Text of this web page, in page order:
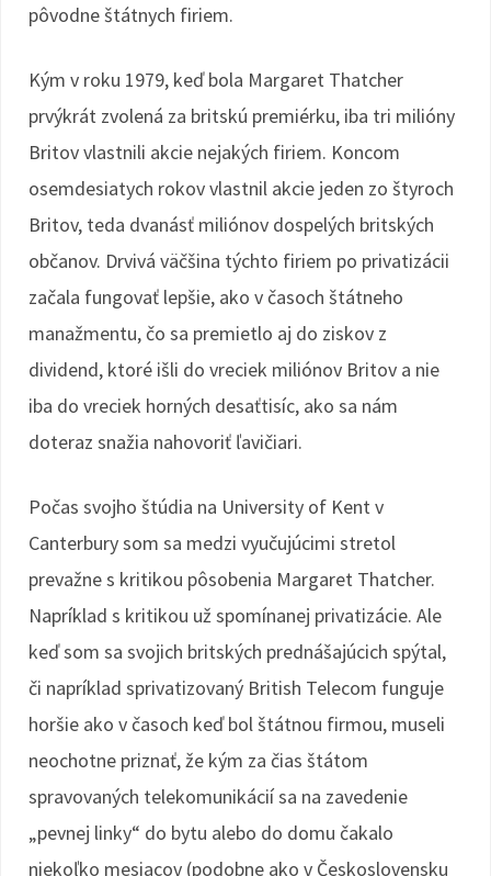
pôvodne štátnych firiem.
Kým v roku 1979, keď bola Margaret Thatcher
prvýkrát zvolená za britskú premiérku, iba tri milióny
Britov vlastnili akcie nejakých firiem. Koncom
osemdesiatych rokov vlastnil akcie jeden zo štyroch
Britov, teda dvanásť miliónov dospelých britských
občanov. Drvivá väčšina týchto firiem po privatizácii
začala fungovať lepšie, ako v časoch štátneho
manažmentu, čo sa premietlo aj do ziskov z
dividend, ktoré išli do vreciek miliónov Britov a nie
iba do vreciek horných desaťtisíc, ako sa nám
doteraz snažia nahovoriť ľavičiari.
Počas svojho štúdia na University of Kent v
Canterbury som sa medzi vyučujúcimi stretol
prevažne s kritikou pôsobenia Margaret Thatcher.
Napríklad s kritikou už spomínanej privatizácie. Ale
keď som sa svojich britských prednášajúcich spýtal,
či napríklad sprivatizovaný British Telecom funguje
horšie ako v časoch keď bol štátnou firmou, museli
neochotne priznať, že kým za čias štátom
spravovaných telekomunikácií sa na zavedenie
„pevnej linky“ do bytu alebo do domu čakalo
niekoľko mesiacov (podobne ako v Československu